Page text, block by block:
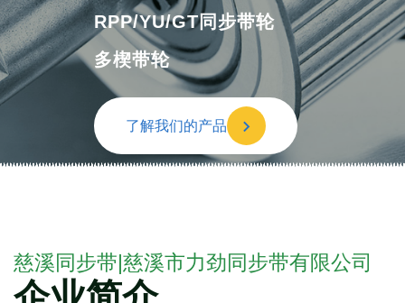
橡胶多楔带
橡胶开口带
了解我们的产品
慈溪同步带|慈溪市力劲同步带有限公司